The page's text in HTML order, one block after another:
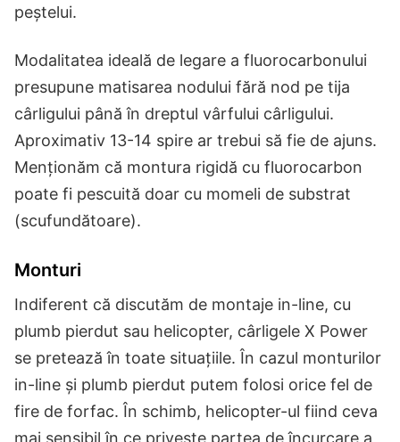
peștelui.
Modalitatea ideală de legare a fluorocarbonului
presupune matisarea nodului fără nod pe tija
cârligului până în dreptul vârfului cârligului.
Aproximativ 13-14 spire ar trebui să fie de ajuns.
Menționăm că montura rigidă cu fluorocarbon
poate fi pescuită doar cu momeli de substrat
(scufundătoare).
Monturi
Indiferent că discutăm de montaje in-line, cu
plumb pierdut sau helicopter, cârligele X Power
se pretează în toate situațiile. În cazul monturilor
in-line și plumb pierdut putem folosi orice fel de
fire de forfac. În schimb, helicopter-ul fiind ceva